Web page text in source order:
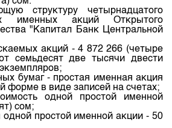
структуру четырнадцатого
именных акций Открытого
"Капитал Банк Центральной
акций - 4 872 266 (четыре
семьдесят две тысячи двести
бумаг - простая именная акция
форме в виде записей на счетах;
одной простой именной
сом;
простой именной акции - 50